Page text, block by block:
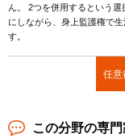
ん。 2つを併用するという
にしながら、身上監護権で
す。
任意
この分野の専